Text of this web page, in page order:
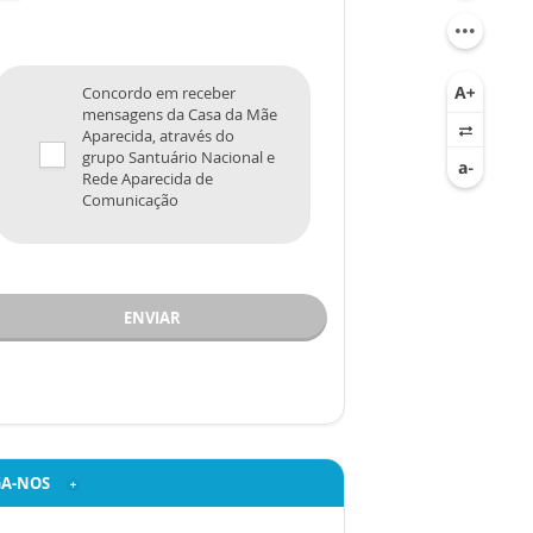
Concordo em receber
mensagens da Casa da Mãe
Aparecida, através do
grupo Santuário Nacional e
Rede Aparecida de
Comunicação
ENVIAR
NOS